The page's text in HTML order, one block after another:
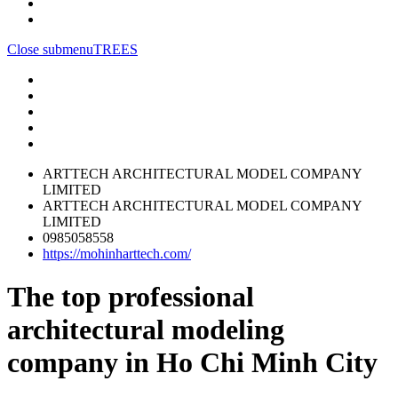
Close submenuTREES
ARTTECH ARCHITECTURAL MODEL COMPANY
LIMITED
ARTTECH ARCHITECTURAL MODEL COMPANY
LIMITED
0985058558
https://mohinharttech.com/
The top professional
architectural modeling
company in Ho Chi Minh City